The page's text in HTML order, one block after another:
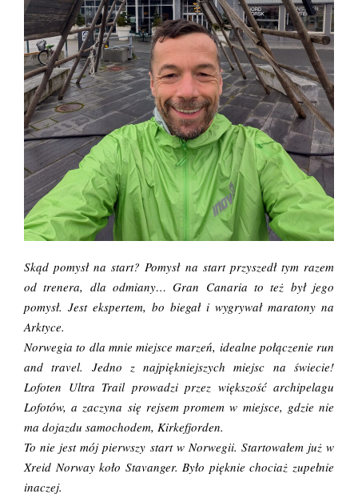
Skąd pomysł na start?Pomysł na start przyszedł tym razem
od trenera, dla odmiany…Gran Canaria to też był jego
pomysł. Jest ekspertem, bo biegał i wygrywał maratony na
Arktyce.
Norwegia to dla mnie miejsce marzeń, idealne połączenie run
and travel. Jedno z najpiękniejszych miejsc na świecie!
Lofoten Ultra Trail prowadzi przez większość archipelagu
Lofotów, a zaczyna się rejsem promem w miejsce, gdzie nie
ma dojazdu samochodem, Kirkefjorden.
To nie jest mój pierwszy start w Norwegii. Startowałem już w
Xreid Norwaykoło Stavanger. Było pięknie chociaż zupełnie
inaczej.